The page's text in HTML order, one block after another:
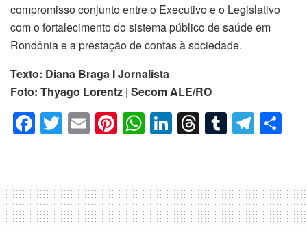
compromisso conjunto entre o Executivo e o Legislativo
com o fortalecimento do sistema público de saúde em
Rondônia e a prestação de contas à sociedade.
Texto: Diana Braga I Jornalista
Foto: Thyago Lorentz | Secom ALE/RO
F
a
e
b
T
wi
er
E
m
Pi
nt
e
st
W
h
s
A
Li
n
e
dI
T
hr
a
d
T
u
bl
r
T
el
gr
a
p
ar